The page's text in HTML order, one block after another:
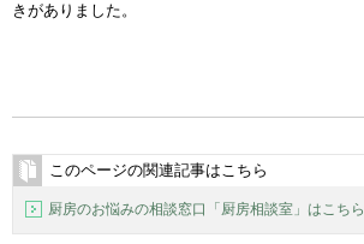
きがありました。
このページの関連記事はこちら
厨房のお悩みの相談窓口「厨房相談室」はこちら